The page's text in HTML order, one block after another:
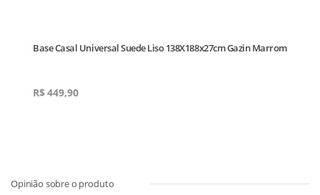
Base Casal Universal Suede Liso 138X188x27cm Gazin Marrom
R$449,90